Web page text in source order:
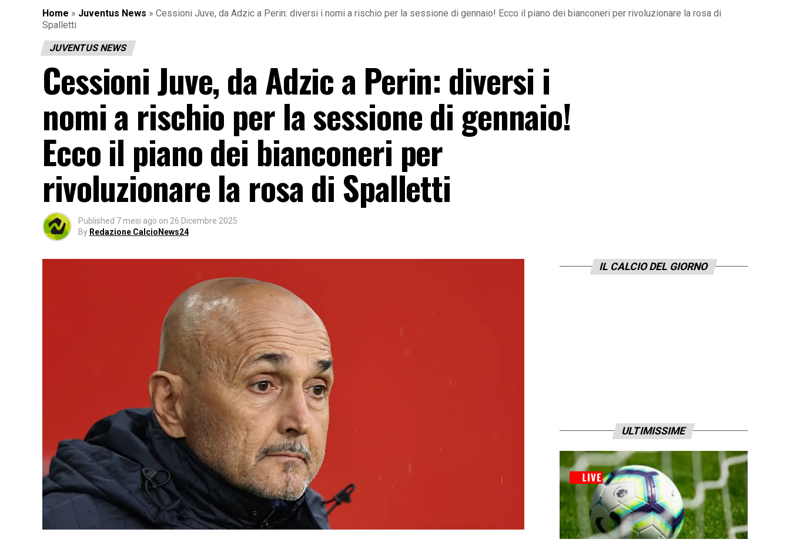
Home » Juventus News » Cessioni Juve, da Adzic a Perin: diversi i nomi a rischio per la sessione di gennaio! Ecco il piano dei bianconeri per rivoluzionare la rosa di
Spalletti
JUVENTUS NEWS
Cessioni Juve, da Adzic a Perin: diversi i
nomi a rischio per la sessione di gennaio!
Ecco il piano dei bianconeri per
rivoluzionare la rosa di Spalletti
Published 7 mesi ago on 26 Dicembre 2025
By Redazione CalcioNews24
IL CALCIO DEL GIORNO
ULTIMISSIME